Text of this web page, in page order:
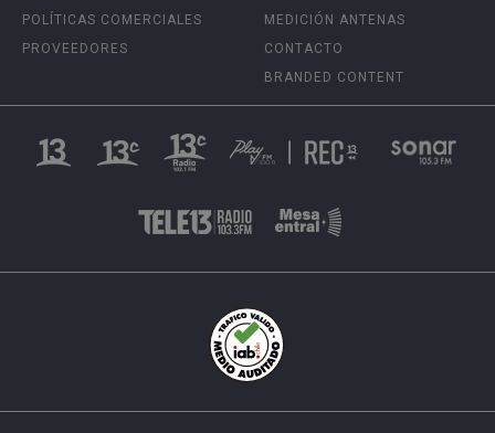
POLÍTICAS COMERCIALES
PROVEEDORES
MEDICIÓN ANTENAS
CONTACTO
BRANDED CONTENT